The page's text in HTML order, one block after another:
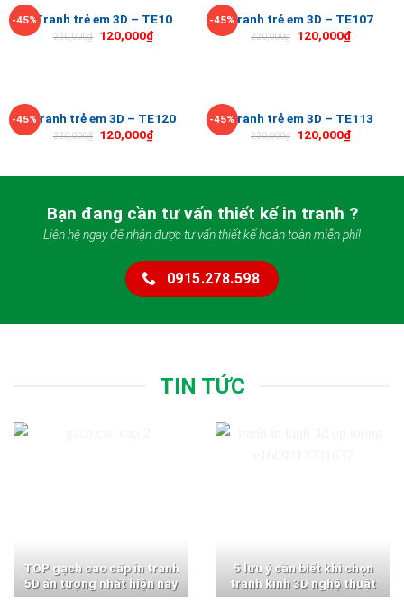
-45%Tranh trẻ em 3D – TE10
220,000₫ 120,000₫
-45%Tranh trẻ em 3D – TE107
220,000₫ 120,000₫
-45%Tranh trẻ em 3D – TE120
220,000₫ 120,000₫
-45%Tranh trẻ em 3D – TE113
220,000₫ 120,000₫
Bạn đang cần tư vấn thiết kế in tranh ?
Liên hệ ngay để nhận được tư vấn thiết kế hoàn toàn miễn phí!
0915.278.598
TIN TỨC
TOP gạch cao cấp in tranh
5D ấn tượng nhất hiện nay
5 lưu ý cần biết khi chọn
tranh kính 3D nghệ thuật